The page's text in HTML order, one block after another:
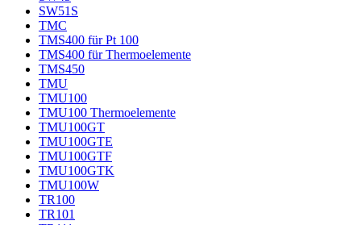
SW51S
TMC
TMS400 für Pt 100
TMS400 für Thermoelemente
TMS450
TMU
TMU100
TMU100 Thermoelemente
TMU100GT
TMU100GTE
TMU100GTF
TMU100GTK
TMU100W
TR100
TR101